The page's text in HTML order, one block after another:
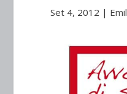
Set 4, 2012 |